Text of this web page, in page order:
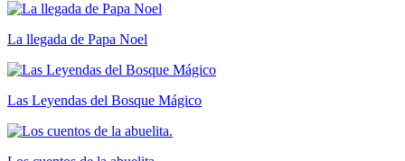
La llegada de Papa Noel
Las Leyendas del Bosque Mágico